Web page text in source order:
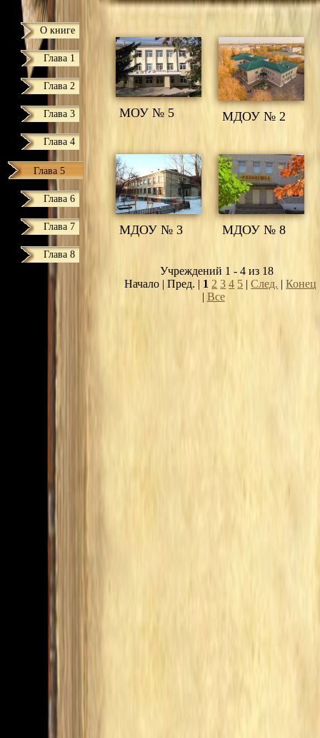
О книге
Глава 1
Глава 2
Глава 3
Глава 4
Глава 5
Глава 6
Глава 7
Глава 8
МОУ № 5 МДОУ № 2
МДОУ № 3 МДОУ № 8
Учреждений 1 - 4 из 18
Начало | Пред. | 1 2 3 4 5 |След. |Конец
| Все